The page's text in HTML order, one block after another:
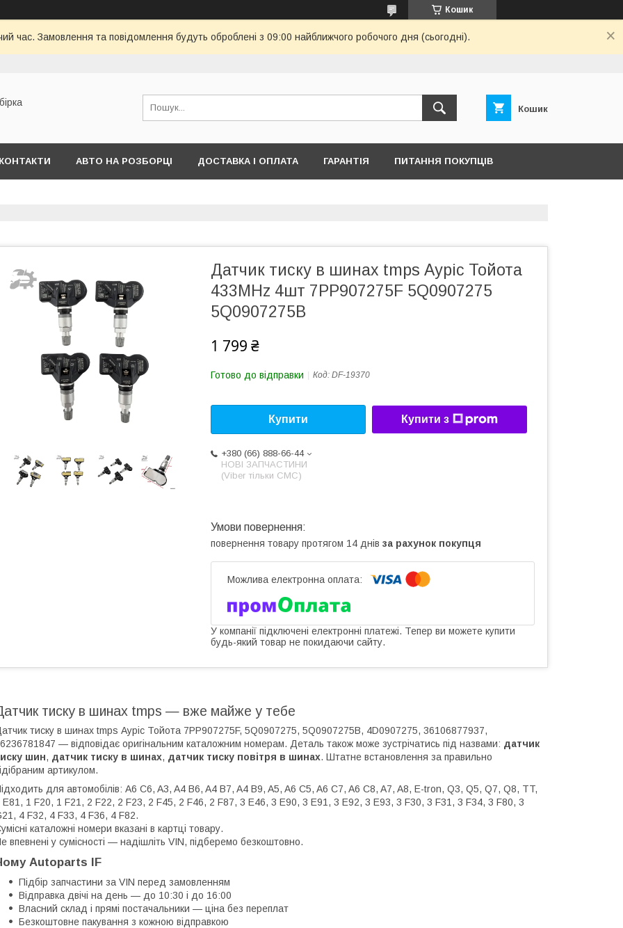
Кошик
час. Замовлення та повідомлення будуть оброблені з 09:00 найближчого робочого дня (сьогодні).
Кошик
КОНТАКТИ АВТО НА РОЗБОРЦІ ДОСТАВКА І ОПЛАТА ГАРАНТІЯ ПИТАННЯ ПОКУПЦІВ
Датчик тиску в шинах tmps Ауріс Тойота
433MHz 4шт 7PP907275F 5Q0907275
5Q0907275B
1 799 ₴
Готово до відправки Код: DF-19370
Купити Купити з
+380 (66) 888-66-44
НОВІ ЗАПЧАСТИНИ
(Viber тільки СМС)
повернення товару протягом 14 днів за рахунок покупця
У компанії підключені електронні платежі. Тепер ви можете купити
будь-який товар не покидаючи сайту.
тиску в шинах tmps — вже майже у тебе
тиску в шинах tmps Ауріс Тойота 7PP907275F, 5Q0907275, 5Q0907275B, 4D0907275, 36106877937,
— відповідає оригінальним каталожним номерам. Деталь також може зустрічатись під назвами: датчик
шин, датчик тиску в шинах, датчик тиску повітря в шинах. Штатне встановлення за правильно
артикулом.
для автомобілів: A6 C6, A3, A4 B6, A4 B7, A4 B9, A5, A6 C5, A6 C7, A6 C8, A7, A8, E-tron, Q3, Q5, Q7, Q8, TT,
E81, 1 F20, 1 F21, 2 F22, 2 F23, 2 F45, 2 F46, 2 F87, 3 E46, 3 E90, 3 E91, 3 E92, 3 E93, 3 F30, 3 F31, 3 F34, 3 F80, 3
4 F32, 4 F33, 4 F36, 4 F82.
каталожні номери вказані в картці товару.
впевнені у сумісності — надішліть VIN, підберемо безкоштовно.
Autoparts IF
Підбір запчастини за VIN перед замовленням
Відправка двічі на день — до 10:30 і до 16:00
Власний склад і прямі постачальники — ціна без переплат
Безкоштовне пакування з кожною відправкою